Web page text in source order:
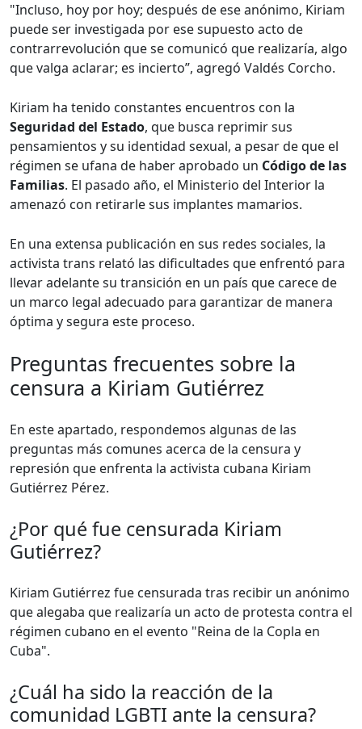
"Incluso, hoy por hoy; después de ese anónimo, Kiriam
puede ser investigada por ese supuesto acto de
contrarrevolución que se comunicó que realizaría, algo
que valga aclarar; es incierto”, agregó Valdés Corcho.
Kiriam ha tenido constantes encuentros con la
Seguridad del Estado, que busca reprimir sus
pensamientos y su identidad sexual, a pesar de que el
régimen se ufana de haber aprobado un Código de las
Familias. El pasado año, el Ministerio del Interior la
amenazó con retirarle sus implantes mamarios.
En una extensa publicación en sus redes sociales, la
activista trans relató las dificultades que enfrentó para
llevar adelante su transición en un país que carece de
un marco legal adecuado para garantizar de manera
óptima y segura este proceso.
Preguntas frecuentes sobre la
censura a Kiriam Gutiérrez
En este apartado, respondemos algunas de las
preguntas más comunes acerca de la censura y
represión que enfrenta la activista cubana Kiriam
Gutiérrez Pérez.
¿Por qué fue censurada Kiriam
Gutiérrez?
Kiriam Gutiérrez fue censurada tras recibir un anónimo
que alegaba que realizaría un acto de protesta contra el
régimen cubano en el evento "Reina de la Copla en
Cuba".
¿Cuál ha sido la reacción de la
comunidad LGBTI ante la censura?